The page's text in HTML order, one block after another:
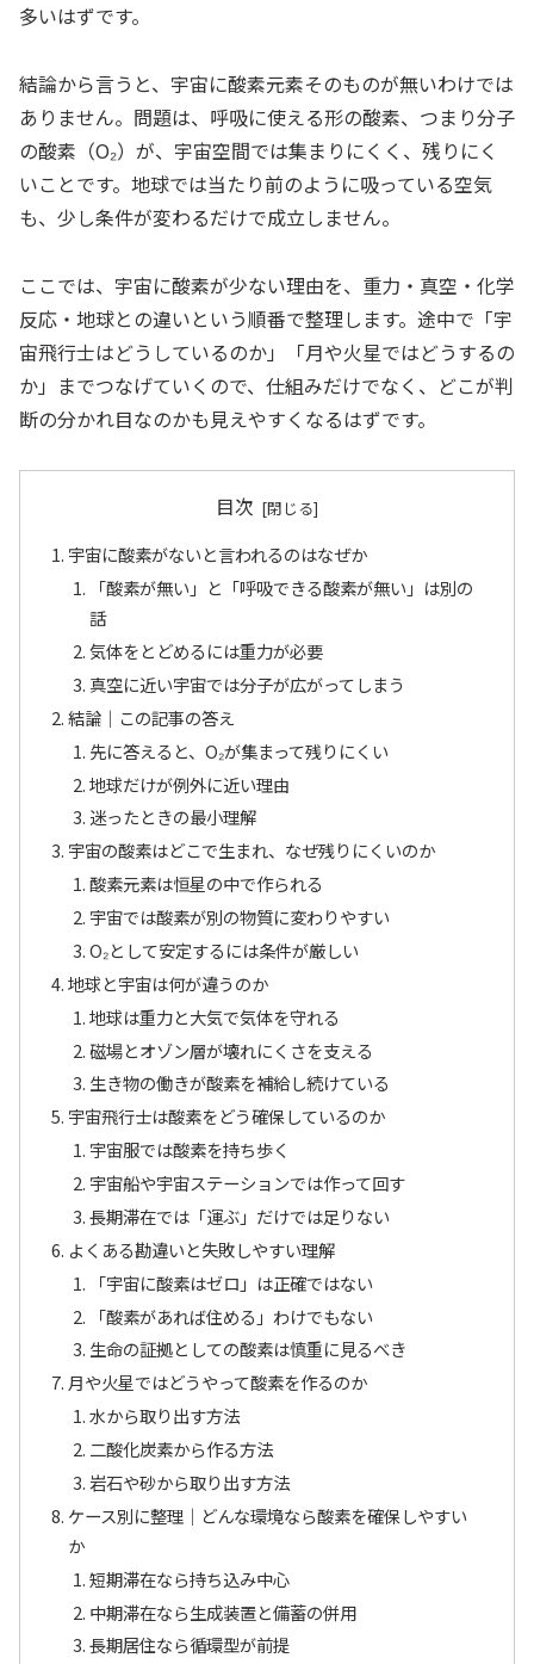
多いはずです。
結論から言うと、宇宙に酸素元素そのものが無いわけでは
ありません。問題は、呼吸に使える形の酸素、つまり分子
の酸素（O₂）が、宇宙空間では集まりにくく、残りにく
いことです。地球では当たり前のように吸っている空気
も、少し条件が変わるだけで成立しません。
ここでは、宇宙に酸素が少ない理由を、重力・真空・化学
反応・地球との違いという順番で整理します。途中で「宇
宙飛行士はどうしているのか」「月や火星ではどうするの
か」までつなげていくので、仕組みだけでなく、どこが判
断の分かれ目なのかも見えやすくなるはずです。
目次
宇宙に酸素がないと言われるのはなぜか
「酸素が無い」と「呼吸できる酸素が無い」は別の
話
気体をとどめるには重力が必要
真空に近い宇宙では分子が広がってしまう
結論｜この記事の答え
先に答えると、O₂が集まって残りにくい
地球だけが例外に近い理由
迷ったときの最小理解
宇宙の酸素はどこで生まれ、なぜ残りにくいのか
酸素元素は恒星の中で作られる
宇宙では酸素が別の物質に変わりやすい
O₂として安定するには条件が厳しい
地球と宇宙は何が違うのか
地球は重力と大気で気体を守れる
磁場とオゾン層が壊れにくさを支える
生き物の働きが酸素を補給し続けている
宇宙飛行士は酸素をどう確保しているのか
宇宙服では酸素を持ち歩く
宇宙船や宇宙ステーションでは作って回す
長期滞在では「運ぶ」だけでは足りない
よくある勘違いと失敗しやすい理解
「宇宙に酸素はゼロ」は正確ではない
「酸素があれば住める」わけでもない
生命の証拠としての酸素は慎重に見るべき
月や火星ではどうやって酸素を作るのか
水から取り出す方法
二酸化炭素から作る方法
岩石や砂から取り出す方法
ケース別に整理｜どんな環境なら酸素を確保しやすい
か
短期滞在なら持ち込み中心
中期滞在なら生成装置と備蓄の併用
長期居住なら循環型が前提